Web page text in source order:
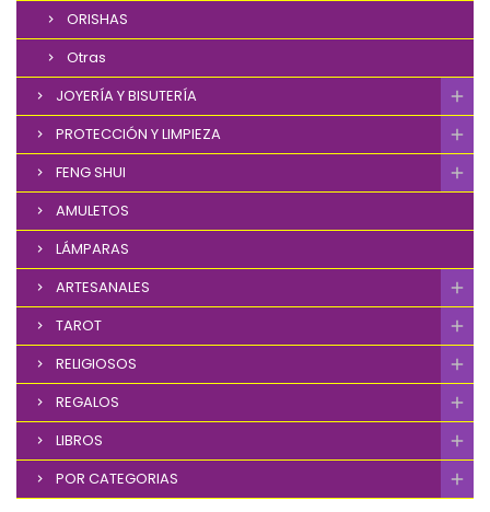
ORISHAS
Otras
JOYERÍA Y BISUTERÍA
PROTECCIÓN Y LIMPIEZA
FENG SHUI
AMULETOS
LÁMPARAS
ARTESANALES
TAROT
RELIGIOSOS
REGALOS
LIBROS
POR CATEGORIAS